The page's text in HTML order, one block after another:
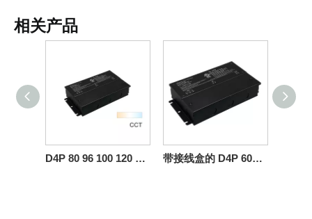
相关产品
D4P 80 96 100 120 150 200 瓦 CV CCT Push DALI-2 D4i 驱动器带接线盒 带接线盒的 D4P 600 瓦 CV Push DALI-2 D4i LED 驱动器